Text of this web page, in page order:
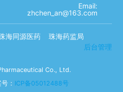
Email:
zhchen_an@163.com
海同源医药
珠海药监局
后台管理
Co., Ltd.
： ICP备05012488号